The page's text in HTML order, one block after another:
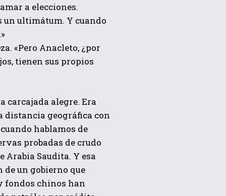
a elecciones.
un ultimátum. Y cuando
«Pero Anacleto, ¿por
tienen sus propios
carcajada alegre. Era
distancia geográfica con
hablamos de
probadas de crudo
Arabia Saudita. Y esa
de un gobierno que
fondos chinos han